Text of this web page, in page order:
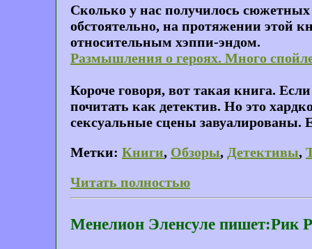
Сколько у нас получилось
обстоятельно, на протяжении этой
относительным хэппи-эндом.
Размышления о героях. Много
Короче говоря, вот такая книга.
почитать как детектив. Но это
сексуальные сцены завуалированы.
Метки: Книги, Обзоры, Детективы,
Читать полностью
Менелион Эленсуле пишет:Рик